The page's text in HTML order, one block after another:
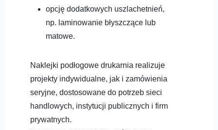
opcję dodatkowych uszlachetnień,
np. laminowanie błyszczące lub
matowe.
Naklejki podłogowe drukarnia realizuje
projekty indywidualne, jak i zamówienia
seryjne, dostosowane do potrzeb sieci
handlowych, instytucji publicznych i firm
prywatnych.